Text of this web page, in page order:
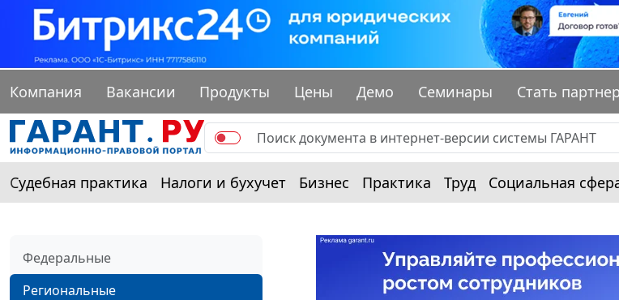
Компания Вакансии Продукты Цены Демо Семинары Стать
Судебная практика Налоги и бухучет Бизнес Практика Труд Социальная
Федеральные
Региональные